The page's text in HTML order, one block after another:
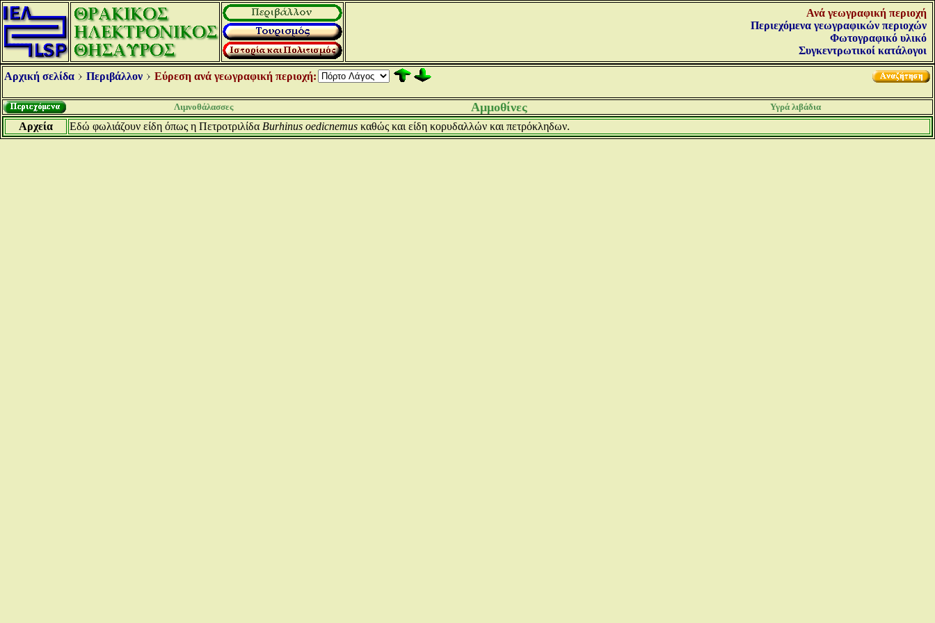
Ανά γεωγραφική περιοχή
Περιεχόμενα γεωγραφικών περιοχών
Φωτογραφικό υλικό
Συγκεντρωτικοί κατάλογοι
Αρχική σελίδα Περιβάλλον Εύρεση ανά γεωγραφική περιοχή:
Λιμνοθάλασσες Αμμοθίνες Υγρά λιβάδια
Αρχεία Εδώ φωλιάζουν είδη όπως η Πετροτριλίδα Burhinus oedicnemus καθώς και είδη κορυδαλλών και πετρόκληδων.